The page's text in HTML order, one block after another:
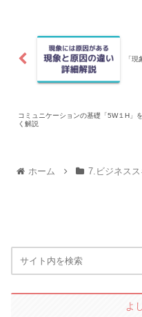
「
コミュニケーションの基礎「5W１H」
く解説
ホーム 7.ビジネス
よ